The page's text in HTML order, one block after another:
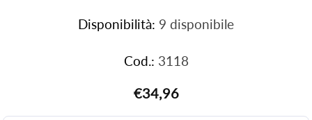
Disponibilità: 9 disponibile
Cod.: 3118
€34,96